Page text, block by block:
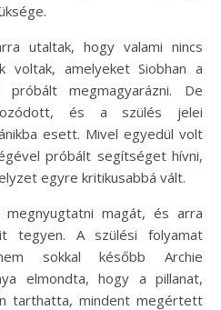
utaltak, hogy valami nincs
voltak, amelyeket Siobhan a
próbált megmagyarázni. De
és a szülés jelei
esett. Mivel egyedül volt
próbált segítséget hívni,
egyre kritikusabbá vált.
magát, és arra
tegyen. A szülési folyamat
sokkal később Archie
elmondta, hogy a pillanat,
tarthatta, mindent megértett